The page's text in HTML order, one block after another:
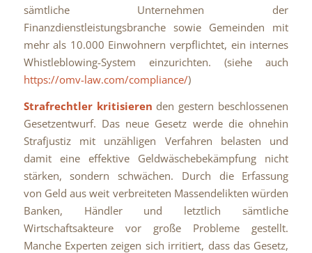
sämtliche Unternehmen der
Finanzdienstleistungsbranche sowie Gemeinden mit
mehr als 10.000 Einwohnern verpflichtet, ein internes
Whistleblowing-System einzurichten. (siehe auch
https://omv-law.com/compliance/)
Strafrechtler kritisieren den gestern beschlossenen
Gesetzentwurf. Das neue Gesetz werde die ohnehin
Strafjustiz mit unzähligen Verfahren belasten und
damit eine effektive Geldwäschebekämpfung nicht
stärken, sondern schwächen. Durch die Erfassung
von Geld aus weit verbreiteten Massendelikten würden
Banken, Händler und letztlich sämtliche
Wirtschaftsakteure vor große Probleme gestellt.
Manche Experten zeigen sich irritiert, dass das Gesetz,